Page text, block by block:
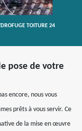
TOITURE 24
pose de votre
encore, nous vous
prêts à vous servir. Ce
de la mise en œuvre